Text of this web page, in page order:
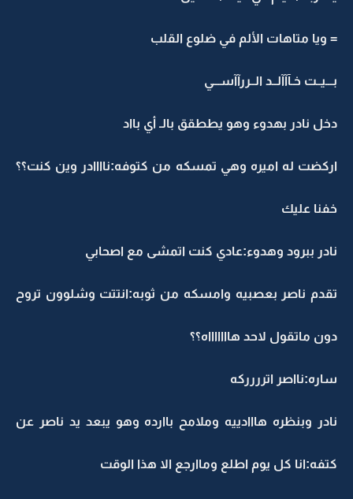
= ويا متاهات الألم في ضلوع القلب
بـــيــت خـآآآلــد الــررآآســـي
دخل نادر بهدوء وهو يططقق بالـ أي بااد
اركضت له اميره وهي تمسكه من كتوفه:ناااادر وين كنت؟؟
خفنا عليك
نادر ببرود وهدوء:عادي كنت اتمشى مع اصحابي
تقدم ناصر بعصبيه وامسكه من ثوبه:انتتت وشلوون تروح
دون ماتقول لاحد هاااااااه؟؟
ساره:نااصر اترررركه
نادر وبنظره هااادييه وملامح باارده وهو يبعد يد ناصر عن
كتفه:انا كل يوم اطلع وماارجع الا هذا الوقت